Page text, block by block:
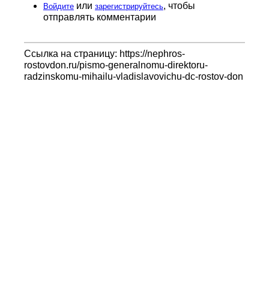
Войдите или зарегистрируйтесь, чтобы
отправлять комментарии
Ссылка на страницу: https://nephros-
rostovdon.ru/pismo-generalnomu-direktoru-
radzinskomu-mihailu-vladislavovichu-dc-rostov-don